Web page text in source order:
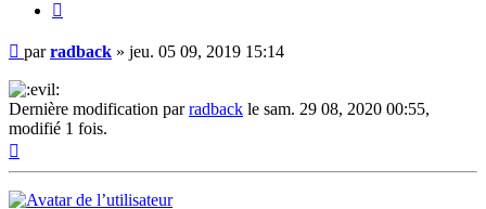
Message
parradback » jeu. 05 09, 2019 15:14
Dernière modification parradback le sam. 29 08, 2020 00:55,
modifié 1 fois.